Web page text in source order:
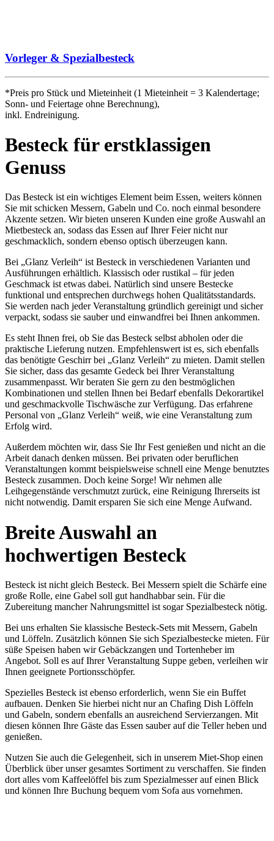
Vorleger & Spezialbesteck
*Preis pro Stück und Mieteinheit (1 Mieteinheit = 3 Kalendertage;
Sonn- und Feiertage ohne Berechnung),
inkl. Endreinigung.
Besteck für erstklassigen
Genuss
Das Besteck ist ein wichtiges Element beim Essen, weiters können
Sie mit schicken Messern, Gabeln und Co. noch einmal besondere
Akzente setzen. Wir bieten unseren Kunden eine große Auswahl an
Mietbesteck an, sodass das Essen auf Ihrer Feier nicht nur
geschmacklich, sondern ebenso optisch überzeugen kann.
Bei „Glanz Verleih“ ist Besteck in verschiedenen Varianten und
Ausführungen erhältlich. Klassisch oder rustikal – für jeden
Geschmack ist etwas dabei. Natürlich sind unsere Bestecke
funktional und entsprechen durchwegs hohen Qualitätsstandards.
Sie werden nach jeder Veranstaltung gründlich gereinigt und sicher
verpackt, sodass sie sauber und einwandfrei bei Ihnen ankommen.
Es steht Ihnen frei, ob Sie das Besteck selbst abholen oder die
praktische Lieferung nutzen. Empfehlenswert ist es, sich ebenfalls
das benötigte Geschirr bei „Glanz Verleih“ zu mieten. Damit stellen
Sie sicher, dass das gesamte Gedeck bei Ihrer Veranstaltung
zusammenpasst. Wir beraten Sie gern zu den bestmöglichen
Kombinationen und stellen Ihnen bei Bedarf ebenfalls Dekorartikel
und geschmackvolle Tischwäsche zur Verfügung. Das erfahrene
Personal von „Glanz Verleih“ weiß, wie eine Veranstaltung zum
Erfolg wird.
Außerdem möchten wir, dass Sie Ihr Fest genießen und nicht an die
Arbeit danach denken müssen. Bei privaten oder beruflichen
Veranstaltungen kommt beispielsweise schnell eine Menge benutztes
Besteck zusammen. Doch keine Sorge! Wir nehmen alle
Leihgegenstände verschmutzt zurück, eine Reinigung Ihrerseits ist
nicht notwendig. Damit ersparen Sie sich eine Menge Aufwand.
Breite Auswahl an
hochwertigen Besteck
Besteck ist nicht gleich Besteck. Bei Messern spielt die Schärfe eine
große Rolle, eine Gabel soll gut handhabbar sein. Für die
Zubereitung mancher Nahrungsmittel ist sogar Spezialbesteck nötig.
Bei uns erhalten Sie klassische Besteck-Sets mit Messern, Gabeln
und Löffeln. Zusätzlich können Sie sich Spezialbestecke mieten. Für
süße Speisen haben wir Gebäckzangen und Tortenheber im
Angebot. Soll es auf Ihrer Veranstaltung Suppe geben, verleihen wir
Ihnen geeignete Portionsschöpfer.
Spezielles Besteck ist ebenso erforderlich, wenn Sie ein Buffet
aufbauen. Denken Sie hierbei nicht nur an Chafing Dish Löffeln
und Gabeln, sondern ebenfalls an ausreichend Servierzangen. Mit
diesen können Ihre Gäste das Essen sauber auf die Teller heben und
genießen.
Nutzen Sie auch die Gelegenheit, sich in unserem Miet-Shop einen
Überblick über unser gesamtes Sortiment zu verschaffen. Sie finden
dort alles vom Kaffeelöffel bis zum Spezialmesser auf einen Blick
und können Ihre Buchung bequem vom Sofa aus vornehmen.